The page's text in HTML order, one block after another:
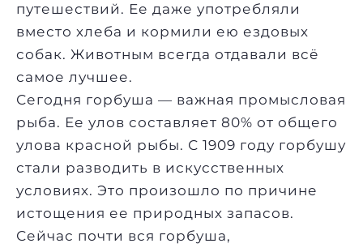
путешествий. Ее даже употребляли
вместо хлеба и кормили ею ездовых
собак. Животным всегда отдавали всё
самое лучшее.
Сегодня горбуша — важная промысловая
рыба. Ее улов составляет 80% от общего
улова красной рыбы. С 1909 году горбушу
стали разводить в искусственных
условиях. Это произошло по причине
истощения ее природных запасов.
Сейчас почти вся горбуша,